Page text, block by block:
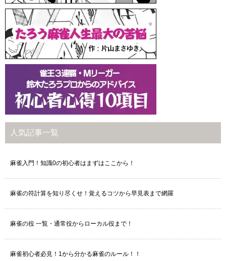
人気記事一覧
麻雀入門！知識0の初心者はまずはここから！
麻雀の符計算を知り尽くせ！覚えるコツから早見表まで網羅
麻雀の役 一覧・通常役からローカル役まで！
麻雀初心者必見！1から分かる麻雀のルール！！